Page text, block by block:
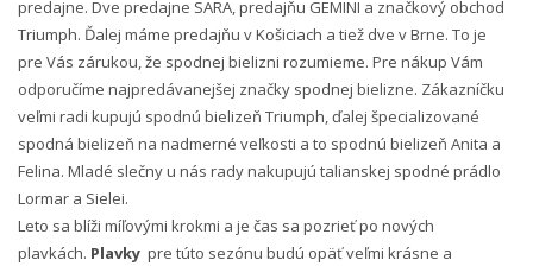
predajne. Dve predajne SARA, predajňu GEMINI a značkový obchod
Triumph. Ďalej máme predajňu v Košiciach a tiež dve v Brne. To je
pre Vás zárukou, že spodnej bielizni rozumieme. Pre nákup Vám
odporučíme najpredávanejšej značky spodnej bielizne. Zákazníčku
veľmi radi kupujú spodnú bielizeň Triumph, ďalej špecializované
spodná bielizeň na nadmerné veľkosti a to spodnú bielizeň Anita a
Felina. Mladé slečny u nás rady nakupujú talianskej spodné prádlo
Lormar a Sielei.
Leto sa blíži míľovými krokmi a je čas sa pozrieť po nových
plavkách. Plavky pre túto sezónu budú opäť veľmi krásne a